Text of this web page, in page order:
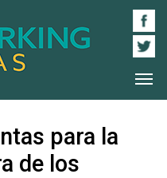
para la
de los